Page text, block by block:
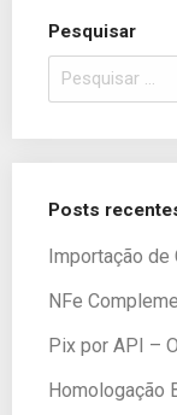
Pesquisar
Posts
Importação de
NFe
Pix por API –
Homologação